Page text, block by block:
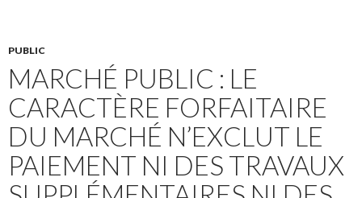
PUBLIC
MARCHÉ PUBLIC : LE
CARACTÈRE FORFAITAIRE
DU MARCHÉ N’EXCLUT LE
PAIEMENT NI DES TRAVAUX